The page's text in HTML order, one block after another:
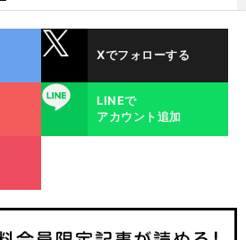
Xでフォローする
LINE
LINEで
アカウント追加